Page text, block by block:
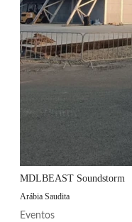
MDLBEAST Soundstorm
Arábia Saudita
Eventos